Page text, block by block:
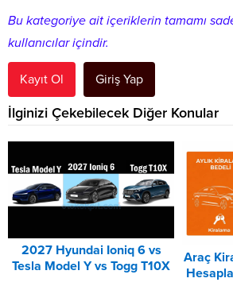
Bu kategoriye ait içeriklerin tamamı
kullanıcılar içindir.
Kayıt Ol Giriş Yap
İlginizi Çekebilecek Diğer Konular
2027 Hyundai Ioniq 6 vs
Tesla Model Y vs Togg T10X
Araç